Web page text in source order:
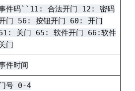
件码``11: 合法开门 12: 密码
门 56: 按钮开门 60: 开门
关门 65: 软件开门 66:软件
门
件时间
号 0-4